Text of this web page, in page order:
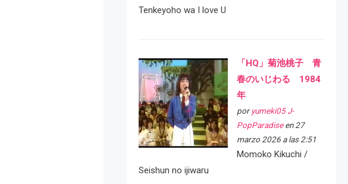
Tenkeyoho wa I love U
「HQ」菊池桃子 青
春のいじわる 1984
年
por yumeki05 J-
PopParadiseen 27
marzo 2026 a las 2:51
Momoko Kikuchi /
Seishun no ijiwaru